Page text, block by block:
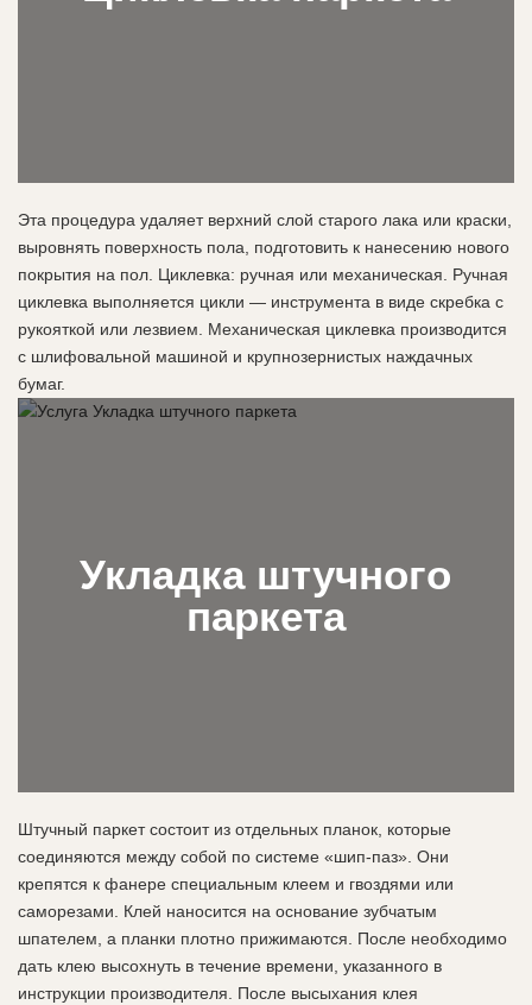
Эта процедура удаляет верхний слой старого лака или краски,
выровнять поверхность пола, подготовить к нанесению нового
покрытия на пол. Циклевка: ручная или механическая. Ручная
циклевка выполняется цикли — инструмента в виде скребка с
рукояткой или лезвием. Механическая циклевка производится
с шлифовальной машиной и крупнозернистых наждачных
бумаг.
Укладка штучного
паркета
Штучный паркет состоит из отдельных планок, которые
соединяются между собой по системе «шип-паз». Они
крепятся к фанере специальным клеем и гвоздями или
саморезами. Клей наносится на основание зубчатым
шпателем, а планки плотно прижимаются. После необходимо
дать клею высохнуть в течение времени, указанного в
инструкции производителя. После высыхания клея